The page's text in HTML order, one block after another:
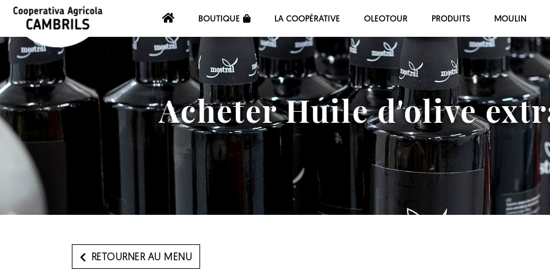
BOUTIQUE LA COOPÉRATIVE OLEOTOUR PRODUITS MOULIN
Acheter Huile d'olive
RETOURNER AU MENU